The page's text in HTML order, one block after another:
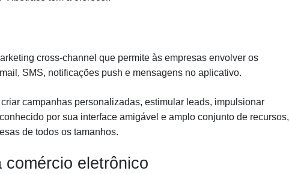
cross-channel que permite às empresas envolver os
SMS, notificações push e mensagens no aplicativo.
campanhas personalizadas, estimular leads, impulsionar
por sua interface amigável e amplo conjunto de recursos,
de todos os tamanhos.
eletrônico